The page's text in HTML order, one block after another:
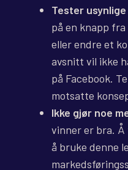
Tester
på en knapp
eller endre et
avsnitt vil ikke
på Facebook.
motsatte
Ikke gjør noe
vinner er bra. Å
å bruke denne